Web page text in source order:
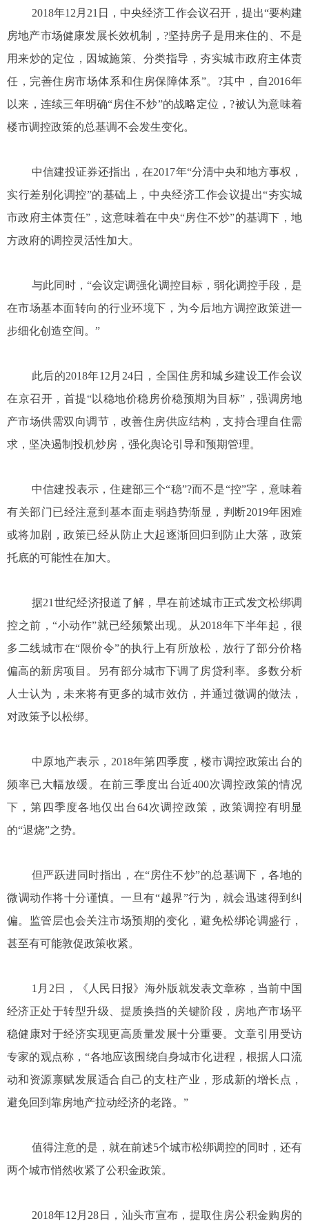
2018年12月21日，中央经济工作会议召开，提出“要构建
房地产市场健康发展长效机制，?坚持房子是用来住的、不是
用来炒的定位，因城施策、分类指导，夯实城市政府主体责
任，完善住房市场体系和住房保障体系”。?其中，自2016年
以来，连续三年明确“房住不炒”的战略定位，?被认为意味着
楼市调控政策的总基调不会发生变化。
中信建投证券还指出，在2017年“分清中央和地方事权，
实行差别化调控”的基础上，中央经济工作会议提出“夯实城
市政府主体责任”，这意味着在中央“房住不炒”的基调下，地
方政府的调控灵活性加大。
与此同时，“会议定调强化调控目标，弱化调控手段，是
在市场基本面转向的行业环境下，为今后地方调控政策进一
步细化创造空间。”
此后的2018年12月24日，全国住房和城乡建设工作会议
在京召开，首提“以稳地价稳房价稳预期为目标”，强调房地
产市场供需双向调节，改善住房供应结构，支持合理自住需
求，坚决遏制投机炒房，强化舆论引导和预期管理。
中信建投表示，住建部三个“稳”?而不是“控”字，意味着
有关部门已经注意到基本面走弱趋势渐显，判断2019年困难
或将加剧，政策已经从防止大起逐渐回归到防止大落，政策
托底的可能性在加大。
据21世纪经济报道了解，早在前述城市正式发文松绑调
控之前，“小动作”就已经频繁出现。从2018年下半年起，很
多二线城市在“限价令”的执行上有所放松，放行了部分价格
偏高的新房项目。另有部分城市下调了房贷利率。多数分析
人士认为，未来将有更多的城市效仿，并通过微调的做法，
对政策予以松绑。
中原地产表示，2018年第四季度，楼市调控政策出台的
频率已大幅放缓。在前三季度出台近400次调控政策的情况
下，第四季度各地仅出台64次调控政策，政策调控有明显
的“退烧”之势。
但严跃进同时指出，在“房住不炒”的总基调下，各地的
微调动作将十分谨慎。一旦有“越界”行为，就会迅速得到纠
偏。监管层也会关注市场预期的变化，避免松绑论调盛行，
甚至有可能敦促政策收紧。
1月2日，《人民日报》海外版就发表文章称，当前中国
经济正处于转型升级、提质换挡的关键阶段，房地产市场平
稳健康对于经济实现更高质量发展十分重要。文章引用受访
专家的观点称，“各地应该围绕自身城市化进程，根据人口流
动和资源禀赋发展适合自己的支柱产业，形成新的增长点，
避免回到靠房地产拉动经济的老路。”
值得注意的是，就在前述5个城市松绑调控的同时，还有
两个城市悄然收紧了公积金政策。
2018年12月28日，汕头市宣布，提取住房公积金购房的